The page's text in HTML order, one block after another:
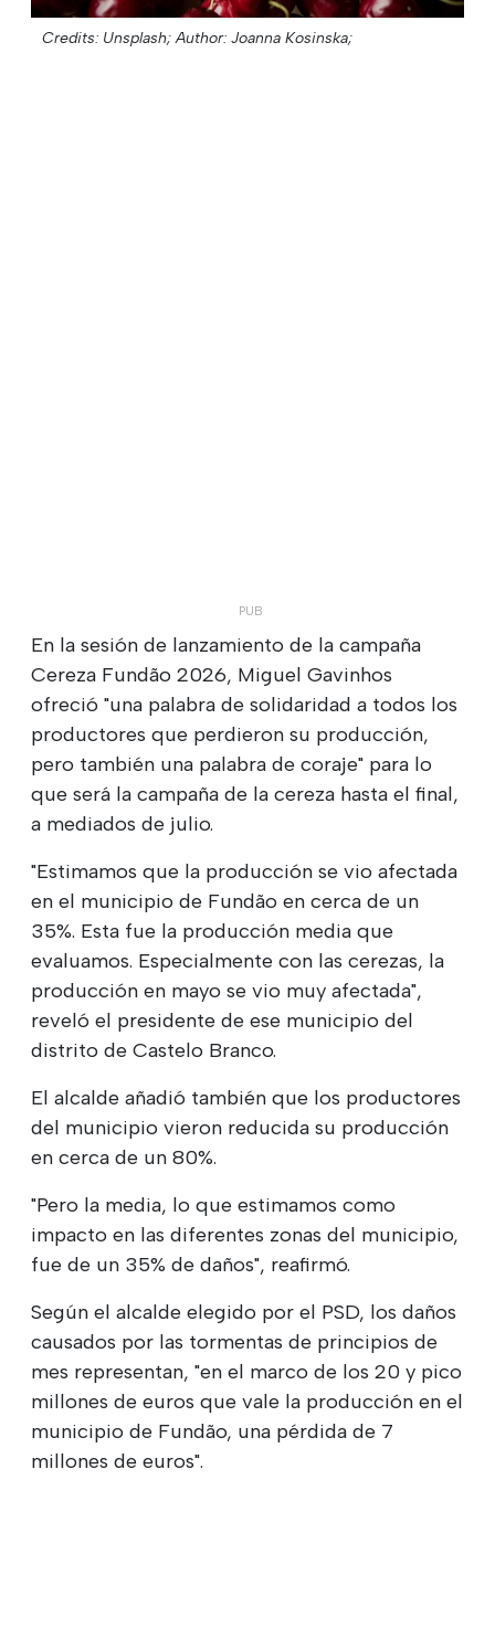
Credits: Unsplash; Author: Joanna Kosinska;
En la sesión de lanzamiento de la campaña
Cereza Fundão 2026, Miguel Gavinhos
ofreció "una palabra de solidaridad a todos los
productores que perdieron su producción,
pero también una palabra de coraje" para lo
que será la campaña de la cereza hasta el final,
a mediados de julio.
"Estimamos que la producción se vio afectada
en el municipio de Fundão en cerca de un
35%. Esta fue la producción media que
evaluamos. Especialmente con las cerezas, la
producción en mayo se vio muy afectada",
reveló el presidente de ese municipio del
distrito de Castelo Branco.
El alcalde añadió también que los productores
del municipio vieron reducida su producción
en cerca de un 80%.
"Pero la media, lo que estimamos como
impacto en las diferentes zonas del municipio,
fue de un 35% de daños", reafirmó.
Según el alcalde elegido por el PSD, los daños
causados por las tormentas de principios de
mes representan, "en el marco de los 20 y pico
millones de euros que vale la producción en el
municipio de Fundão, una pérdida de 7
millones de euros".